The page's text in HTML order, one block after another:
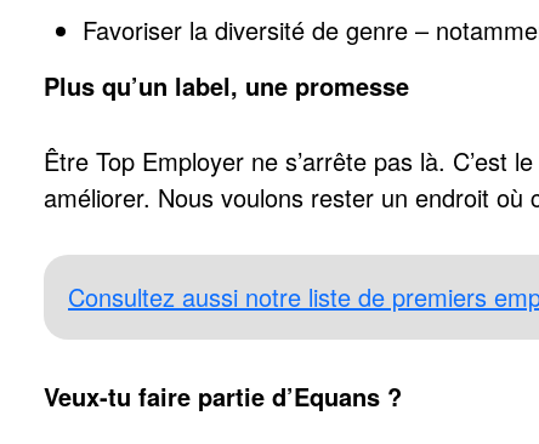
Favoriser la diversité de genre –
Plus qu’un label, une promesse
Être Top Employer ne s’arrête pas là. C’est
améliorer. Nous voulons rester un endroit
Consultez aussi notre liste de premiers
Veux-tu faire partie d’Equans ?